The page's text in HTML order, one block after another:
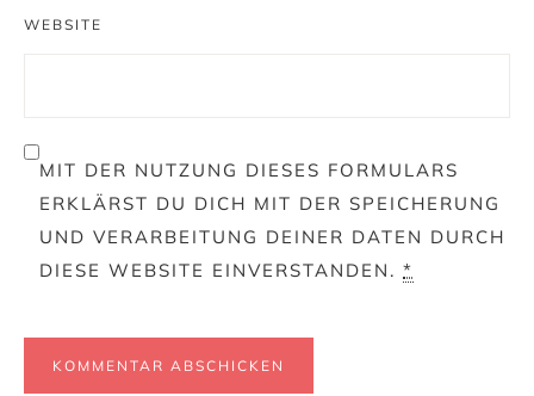
WEBSITE
MIT DER NUTZUNG DIESES FORMULARS
ERKLÄRST DU DICH MIT DER SPEICHERUNG
UND VERARBEITUNG DEINER DATEN DURCH
DIESE WEBSITE EINVERSTANDEN. *